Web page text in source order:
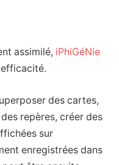
assimilé, iPhiGéNie
efficacité.
des cartes,
repères, créer des
sur
enregistrées dans